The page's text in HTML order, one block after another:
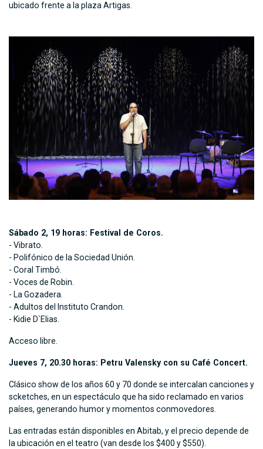
ubicado frente a la plaza Artigas.
Sábado 2, 19 horas: Festival de Coros.
- Vibrato.
- Polifónico de la Sociedad Unión.
- Coral Timbó.
- Voces de Robin.
- La Gozadera.
- Adultos del Instituto Crandon.
- Kidie D`Elias.
Acceso libre.
Jueves 7, 20.30 horas: Petru Valensky con su Café Concert.
Clásico show de los años 60 y 70 donde se intercalan canciones y
scketches, en un espectáculo que ha sido reclamado en varios
países, generando humor y momentos conmovedores.
Las entradas están disponibles en Abitab, y el precio depende de
la ubicación en el teatro (van desde los $400 y $550).